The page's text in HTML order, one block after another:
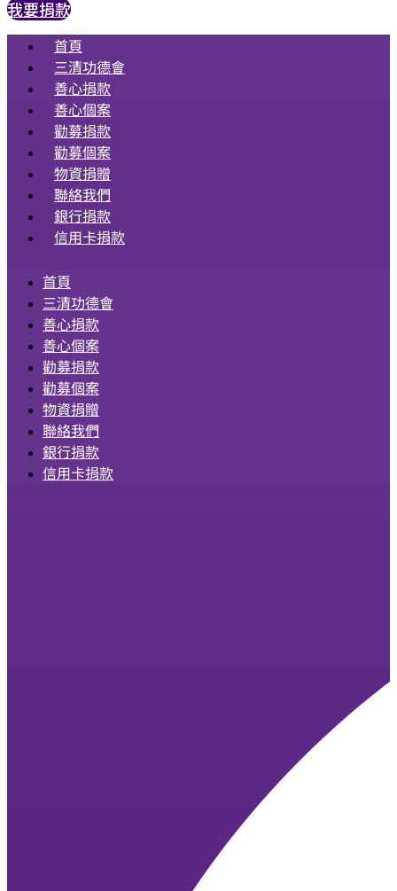
我要捐款
首頁
三清功德會
善心捐款
善心個案
勸募捐款
勸募個案
物資捐贈
聯絡我們
銀行捐款
信用卡捐款
首頁
三清功德會
善心捐款
善心個案
勸募捐款
勸募個案
物資捐贈
聯絡我們
銀行捐款
信用卡捐款